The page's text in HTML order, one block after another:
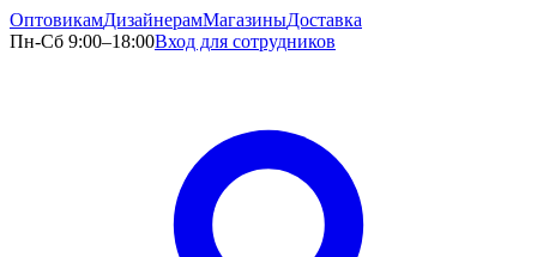
ОптовикамДизайнерамМагазиныДоставка
Пн-Сб 9:00–18:00Вход для сотрудников